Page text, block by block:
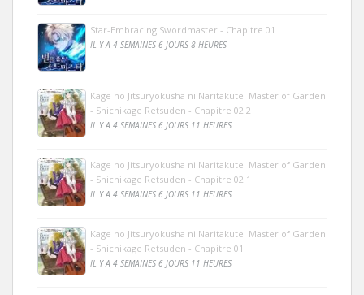
Star-Embracing Swordmaster - Chapitre 01
IL Y A 4 SEMAINES 6 JOURS 8 HEURES
Kage no Jitsuryokusha ni Naritakute! Master of Garden
- Shichikage Retsuden - Chapitre 02.2
IL Y A 4 SEMAINES 6 JOURS 11 HEURES
Kage no Jitsuryokusha ni Naritakute! Master of Garden
- Shichikage Retsuden - Chapitre 02.1
IL Y A 4 SEMAINES 6 JOURS 11 HEURES
Kage no Jitsuryokusha ni Naritakute! Master of Garden
- Shichikage Retsuden - Chapitre 01
IL Y A 4 SEMAINES 6 JOURS 11 HEURES